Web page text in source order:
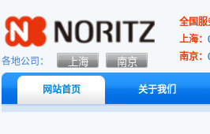
各地公司：
全国
上海：
南京：
网站首页 关于我们